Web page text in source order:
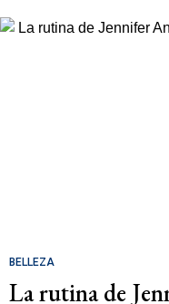
BELLEZA
La rutina de